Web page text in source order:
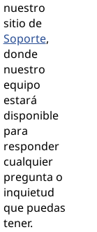
nuestro
sitio de
Soporte,
donde
nuestro
equipo
estará
disponible
para
responder
cualquier
pregunta o
inquietud
que puedas
tener.